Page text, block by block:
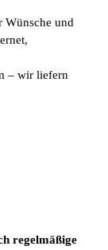
und
– wir liefern
regelmäßige